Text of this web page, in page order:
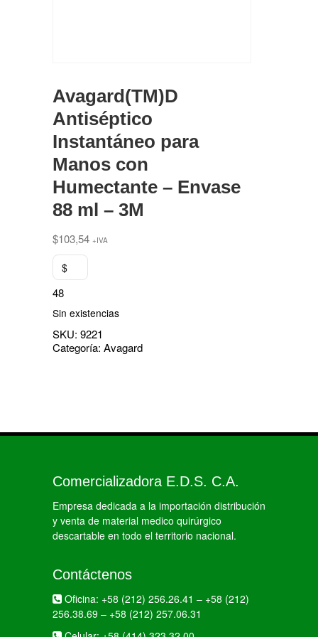
Avagard(TM)D
Antiséptico
Instantáneo para
Manos con
Humectante – Envase
88 ml – 3M
$103,54 +IVA
$
48
Sin existencias
SKU: 9221
Categoría: Avagard
Comercializadora E.D.S. C.A.
Empresa dedicada a la importación distribución
y venta de material medico quirúrgico
descartable en todo el territorio nacional.
Contáctenos
Oficina: +58 (212) 256.26.41 – +58 (212)
256.38.69 – +58 (212) 257.06.31